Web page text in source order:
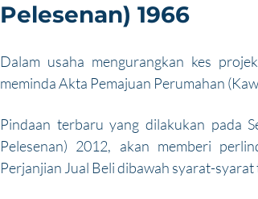
Pelesenan) 1966
Dalam usaha mengurangkan kes
meminda Akta Pemajuan Perumahan
Pindaan terbaru yang dilakukan pada
Pelesenan) 2012, akan memberi
Perjanjian Jual Beli dibawah syarat-